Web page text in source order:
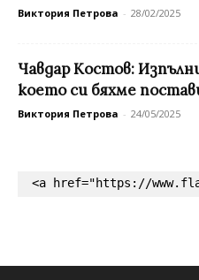
Виктория Петрова - 28/02/2025
Чавдар Костов:
което си бяхме
Виктория Петрова - 24/05/2025
<a href="https://